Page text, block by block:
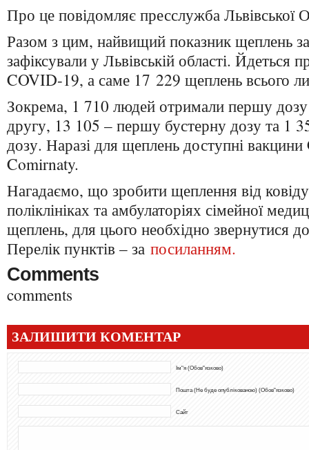
Про це повідомляє пресслужба Львівської
Разом з цим, найвищий показник щеплень
зафіксували у Львівській області. Йдеться
COVID-19, а саме 17 229 щеплень всього
Зокрема, 1 710 людей отримали першу
другу, 13 105 – першу бустерну дозу та 1
дозу. Наразі для щеплень доступні вакцини
Comirnaty.
Нагадаємо, що зробити щеплення від
поліклініках та амбулаторіях сімейної
щеплень, для цього необхідно звернутися
Перелік пунктів – за посиланням.
Comments
comments
ЗАЛИШИТИ КОМЕНТАР
Ім"я (Обов"язково)
Пошта (Не буде опублікованою) (Обов"язково)
Сайт